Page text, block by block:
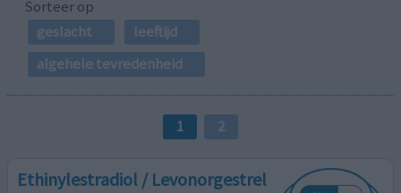
Sorteer op
geslacht
leeftijd
algehele tevredenheid
1 2
Ethinylestradiol / Levonorgestrel